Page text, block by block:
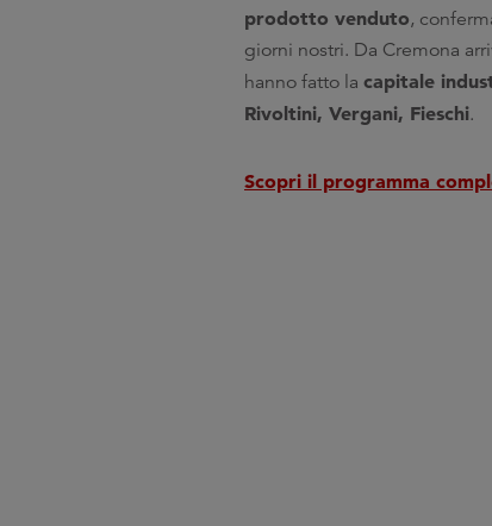
prodotto venduto,
giorni nostri. Da Cremona
hanno fatto la capitale
Rivoltini, Vergani, Fieschi.
Scopri il programma